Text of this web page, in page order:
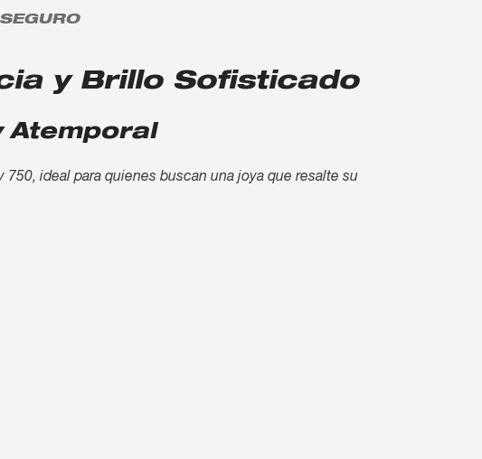
y Brillo Sofisticado
Atemporal
ideal para quienes buscan una joya que resalte su